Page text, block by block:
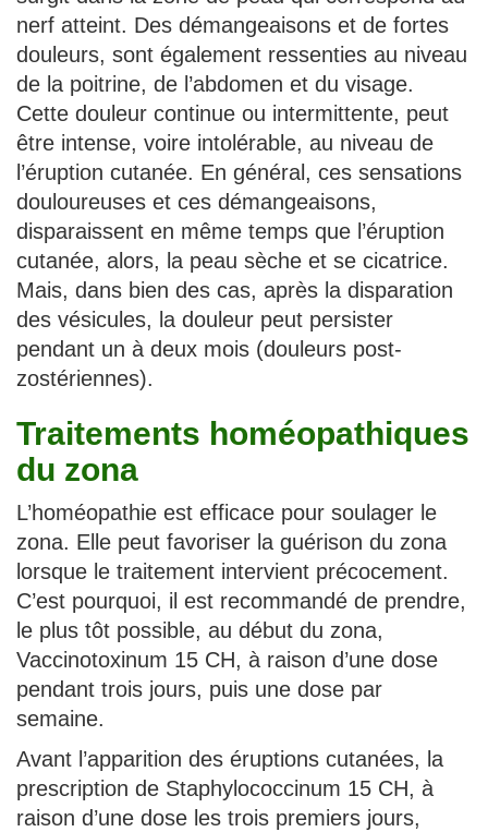
nerf atteint. Des démangeaisons et de fortes
douleurs, sont également ressenties au niveau
de la poitrine, de l’abdomen et du visage.
Cette douleur continue ou intermittente, peut
être intense, voire intolérable, au niveau de
l’éruption cutanée. En général, ces sensations
douloureuses et ces démangeaisons,
disparaissent en même temps que l’éruption
cutanée, alors, la peau sèche et se cicatrice.
Mais, dans bien des cas, après la disparation
des vésicules, la douleur peut persister
pendant un à deux mois (douleurs post-
zostériennes).
Traitements homéopathiques
du zona
L’homéopathie est efficace pour soulager le
zona. Elle peut favoriser la guérison du zona
lorsque le traitement intervient précocement.
C’est pourquoi, il est recommandé de prendre,
le plus tôt possible, au début du zona,
Vaccinotoxinum 15 CH, à raison d’une dose
pendant trois jours, puis une dose par
semaine.
Avant l’apparition des éruptions cutanées, la
prescription de Staphylococcinum 15 CH, à
raison d’une dose les trois premiers jours,